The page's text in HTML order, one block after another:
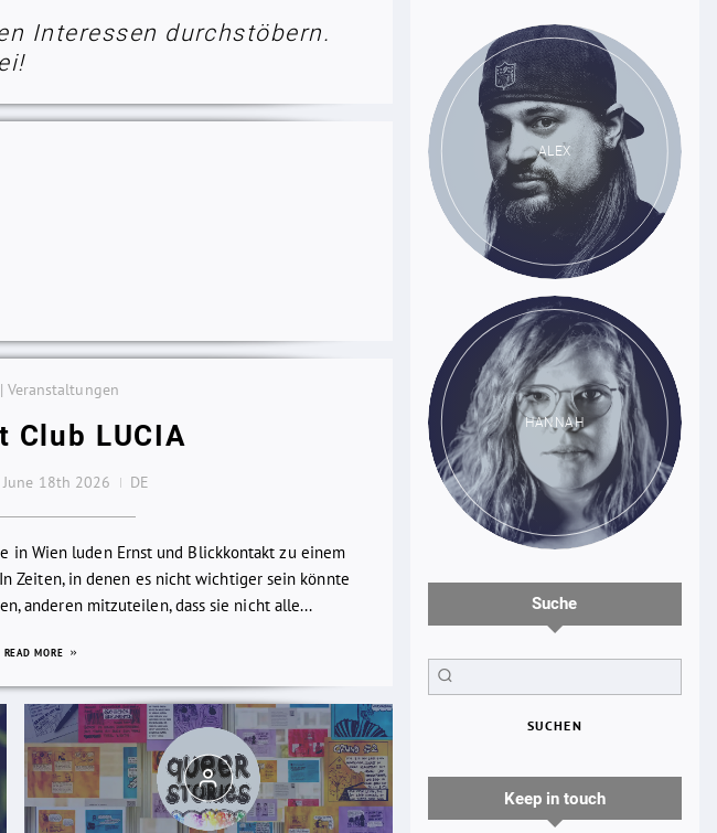
Interessen durchstöbern.
Veranstaltungen
Club LUCIA
June 18th 2026 DE
in Wien luden Ernst und Blickkontakt zu einem
Zeiten, in denen es nicht wichtiger sein könnte
anderen mitzuteilen, dass sie nicht alle...
READ MORE
ALEX
HANNAH
Suche
SUCHEN
Keep in touch